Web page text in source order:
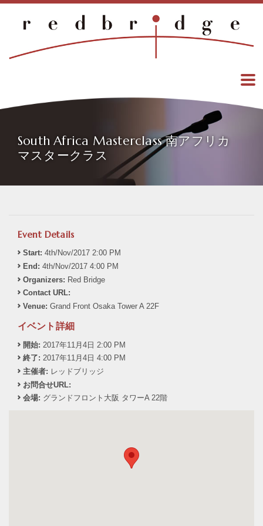
South Africa Masterclass 南アフリカ
マスタークラス
Event Details
Start: 4th/Nov/2017 2:00 PM
End: 4th/Nov/2017 4:00 PM
Organizers: Red Bridge
Contact URL:
Venue: Grand Front Osaka Tower A 22F
イベント詳細
開始: 2017年11月4日 2:00 PM
終了: 2017年11月4日 4:00 PM
主催者: レッドブリッジ
お問合せURL:
会場: グランドフロント大阪 タワーA 22階